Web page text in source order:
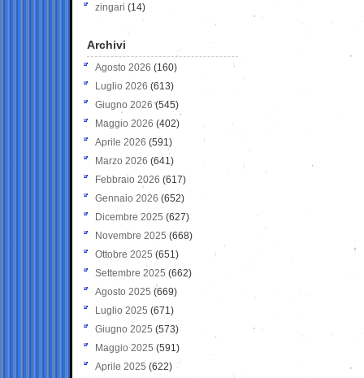
zingari (14)
Archivi
Agosto 2026 (160)
Luglio 2026 (613)
Giugno 2026 (545)
Maggio 2026 (402)
Aprile 2026 (591)
Marzo 2026 (641)
Febbraio 2026 (617)
Gennaio 2026 (652)
Dicembre 2025 (627)
Novembre 2025 (668)
Ottobre 2025 (651)
Settembre 2025 (662)
Agosto 2025 (669)
Luglio 2025 (671)
Giugno 2025 (573)
Maggio 2025 (591)
Aprile 2025 (622)